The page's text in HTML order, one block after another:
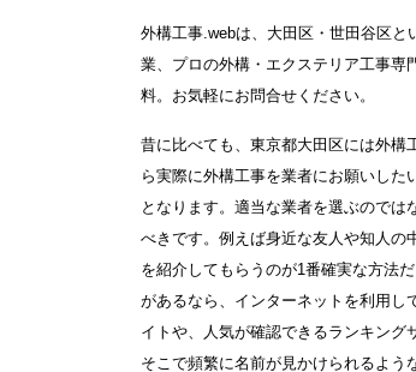
外構工事.webは、大田区・世田谷区と
業、プロの外構・エクステリア工事専
料。お気軽にお問合せください。
昔に比べても、東京都大田区には外構
ら実際に外構工事を業者にお願いし
となります。適当な業者を選ぶのでは
べきです。例えば身近な友人や知人の
を紹介してもらうのが1番確実な方法
があるなら、インターネットを利用し
イトや、人気が確認できるランキング
そこで頻繁に名前が見かけられるよ